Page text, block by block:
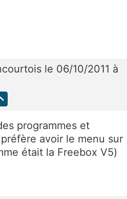
le 06/10/2011 à
programmes et
avoir le menu sur
était la Freebox V5)